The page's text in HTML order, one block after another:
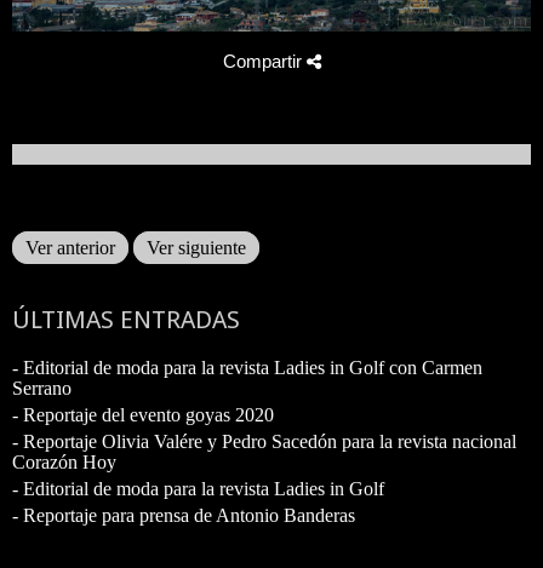
Compartir
Ver anterior Ver siguiente
ÚLTIMAS ENTRADAS
- Editorial de moda para la revista Ladies in Golf con Carmen
Serrano
- Reportaje del evento goyas 2020
- Reportaje Olivia Valére y Pedro Sacedón para la revista nacional
Corazón Hoy
- Editorial de moda para la revista Ladies in Golf
- Reportaje para prensa de Antonio Banderas